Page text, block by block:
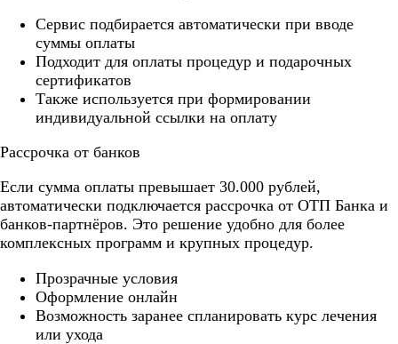
Cервис подбирается автоматически при вводе
суммы оплаты
Подходит для оплаты процедур и подарочных
сертификатов
Также используется при формировании
индивидуальной ссылки на оплату
Рассрочка от банков
Если сумма оплаты превышает 30.000 рублей,
автоматически подключается рассрочка от ОТП Банка и
банков-партнёров. Это решение удобно для более
комплексных программ и крупных процедур.
Прозрачные условия
Оформление онлайн
Возможность заранее спланировать курс лечения
или ухода